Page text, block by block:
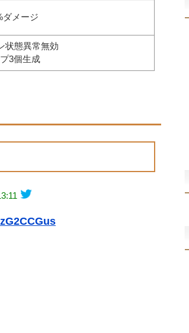
ダメージ
状態異常無効
3個生成